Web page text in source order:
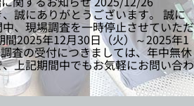
誠にありがとうございます。 誠に
、現場調査を一時停止させていただ
間2025年12月30日（火）～2025年1
査の受付につきましては、年中無休
上記期間中でもお気軽にお問い合わ